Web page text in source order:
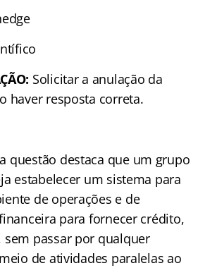
Solicitar a anulação da
haver resposta correta.
questão destaca que um grupo
estabelecer um sistema para
de operações e de
para fornecer crédito,
passar por qualquer
de atividades paralelas ao